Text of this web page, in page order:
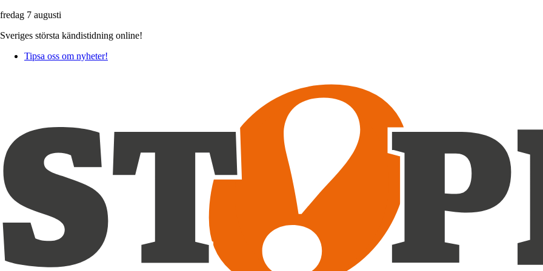
fredag 7 augusti
Sveriges största kändistidning online!
Tipsa oss om nyheter!